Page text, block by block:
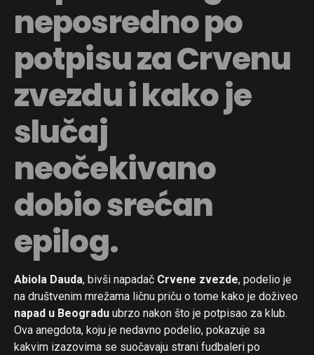
neposredno po
potpisu za Crvenu
zvezdu i kako je
slučaj
neočekivano
dobio srećan
epilog.
Abiola Dauda, bivši napadač Crvene zvezde, podelio je
na društvenim mrežama ličnu priču o tome kako je doživeo
napad u Beogradu ubrzo nakon što je potpisao za klub.
Ova anegdota, koju je nedavno podelio, pokazuje sa
kakvim izazovima se suočavaju strani fudbaleri po